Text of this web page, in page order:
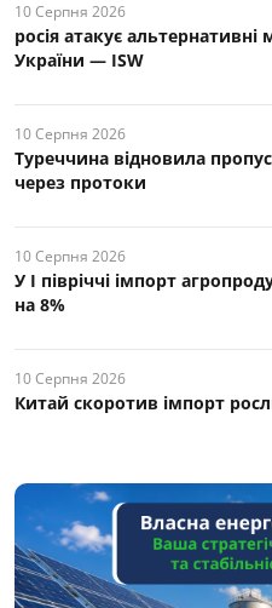
10 Серпня 2026
росія атакує
України — ISW
10 Серпня 2026
Туреччина відновила
через протоки
10 Серпня 2026
У І півріччі імпорт
на 8%
10 Серпня 2026
Китай скоротив імпорт